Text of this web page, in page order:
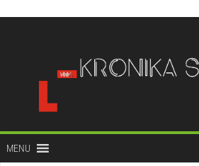
treści
MENU